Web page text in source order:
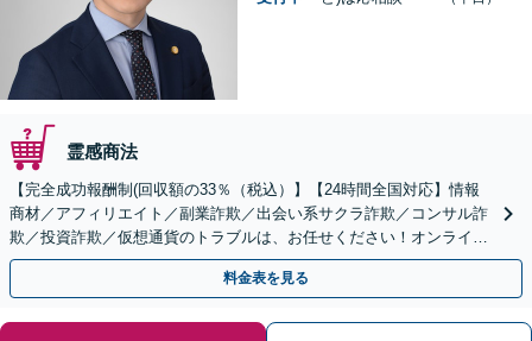
霊感商法
【完全成功報酬制(回収額の33％（税込）】【24時間全国対応】情報
商材／アフィリエイト／副業詐欺／出会い系サクラ詐欺／コンサル詐
欺／投資詐欺／仮想通貨のトラブルは、お任せください！オンライン
のみで解決も可能！
料金表を見る